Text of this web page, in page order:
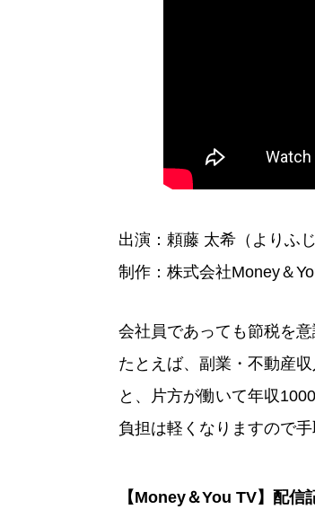
出演：頼藤 太希（よりふ
制作：株式会社Money＆
会社員であっても節税を
たとえば、副業・不動産
と、片方が働いて年収
負担は軽くなりますので
【Money＆You TV】配信